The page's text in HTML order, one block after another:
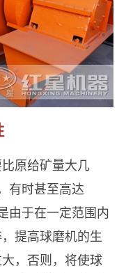
原给矿量大几
有时甚至高达
由于在一定范围内
提高球磨机的生
，否则，将使球